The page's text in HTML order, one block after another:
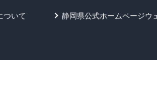
ついて 静岡県公式ホームページウ